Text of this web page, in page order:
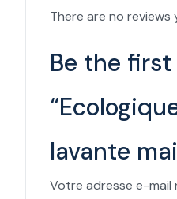
There are no reviews
Be the
lavante
Votre adresse e-mail